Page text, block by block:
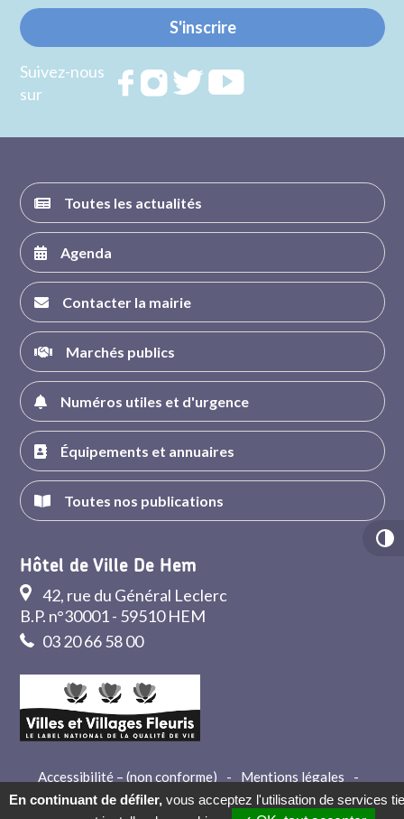
S'inscrire
Suivez-nous
sur
RejoignezRejoignezRejoignez
Toutes les actualités
Agenda
Contacter la mairie
Marchés publics
Numéros utiles et d'urgence
Équipements et annuaires
Toutes nos publications
Hôtel de Ville De Hem
42, rue du Général Leclerc
B.P. n°30001 - 59510 HEM
03 20 66 58 00
Accessibilité – (non conforme) - Mentions légales
-
Crédits
- Contact
En continuant de défiler, vous acceptez l'utilisation de services